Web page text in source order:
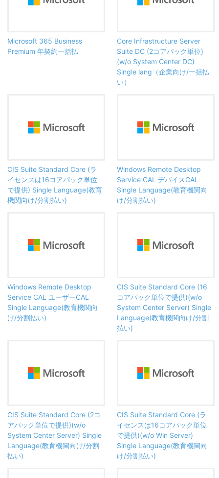
Microsoft 365 Business
Premium 年契約一括払
Core Infrastructure Server
Suite DC (2コアパック単位)
(w/o System Center DC)
Single lang（企業向け/一括払
い）
CIS Suite Standard Core (ラ
イセンスは16コアパック単位
で提供) Single Language(教育
機関向け/分割払い)
Windows Remote Desktop
Service CAL デバイスCAL
Single Language(教育機関向
け/分割払い)
Windows Remote Desktop
Service CAL ユーザーCAL
Single Language(教育機関向
け/分割払い)
CIS Suite Standard Core (16
コアパック単位で提供)(w/o
System Center Server) Single
Language(教育機関向け/分割
払い)
CIS Suite Standard Core (2コ
アパック単位で提供)(w/o
System Center Server) Single
Language(教育機関向け/分割
払い)
CIS Suite Standard Core (ラ
イセンスは16コアパック単位
で提供)(w/o Win Server)
Single Language(教育機関向
け/分割払い)